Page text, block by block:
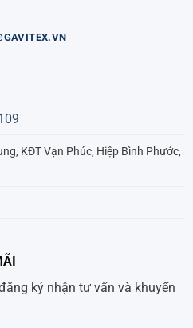
KĐT Vạn Phúc, Hiệp Bình Phước,
ký nhận tư vấn và khuyến